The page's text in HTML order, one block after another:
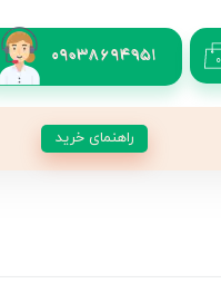
09038694951 ۰
راهنمای خرید